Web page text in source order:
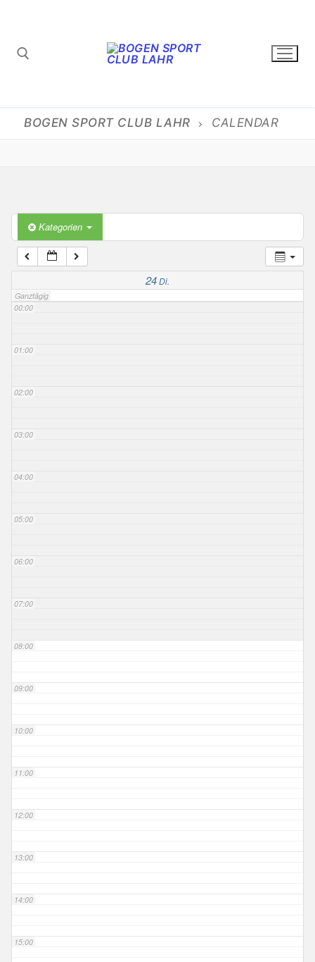
BOGEN SPORT CLUB LAHR CALENDAR
Kategorien
24Di.
Ganztägig
00:00
01:00
02:00
03:00
04:00
05:00
06:00
07:00
08:00
09:00
10:00
11:00
12:00
13:00
14:00
15:00